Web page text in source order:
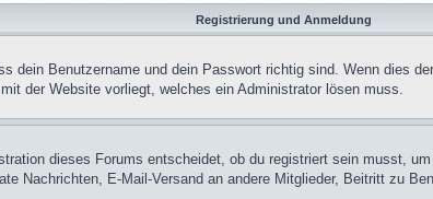
Registrierung und Anmeldung
dein Benutzername und dein Passwort richtig sind. Wenn dies
der Website vorliegt, welches ein Administrator lösen muss.
dieses Forums entscheidet, ob du registriert sein musst,
Nachrichten, E-Mail-Versand an andere Mitglieder, Beitritt zu